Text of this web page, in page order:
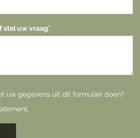
stel uw vraag*
uw gegevens uit dit formulier doen?
.